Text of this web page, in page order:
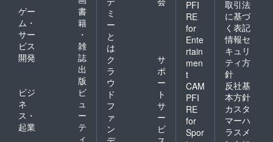
ゲー
ム・
サー
ビス
開発
書
籍
・
雑
誌
出
版
ビジ
ネ
ス・
起業
ビ
ュ
ー
テ
ィ
ミ
ー
と
は
ク
ラ
ウ
ド
フ
ァ
ン
サ
ポ
ー
ト
サ
ー
ビ
PFI
RE
for
Ente
rtain
men
t
CAM
PFI
RE
for
Spor
取引法
に基づ
く表記
情報セ
キュリ
ティ方
針
反社基
本方針
カスタ
マーハ
ラスメ